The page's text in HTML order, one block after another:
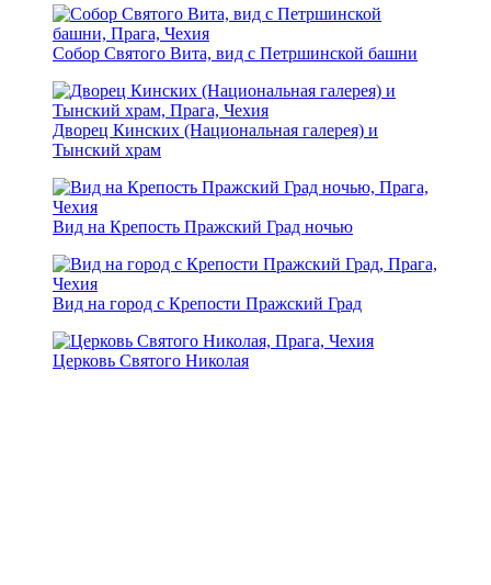
Собор Святого Вита, вид с Петршинской башни
Дворец Кинских (Национальная галерея) и
Тынский храм
Вид на Крепость Пражский Град ночью
Вид на город с Крепости Пражский Град
Церковь Святого Николая